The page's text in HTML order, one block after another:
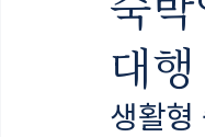
대행
생활형